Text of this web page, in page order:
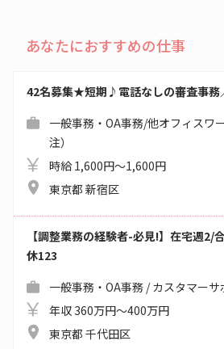
あなたにおすすめの仕事
42名募集★短期♪電話なしの審査事務
一般事務・OA事務/他オフィスワ
注）
時給 1,600円～1,600円
東京都 新宿区
【調整業務の経験者-必見!】在宅週
休123
一般事務・OA事務 / カスタマーサ
年収 360万円～400万円
東京都 千代田区